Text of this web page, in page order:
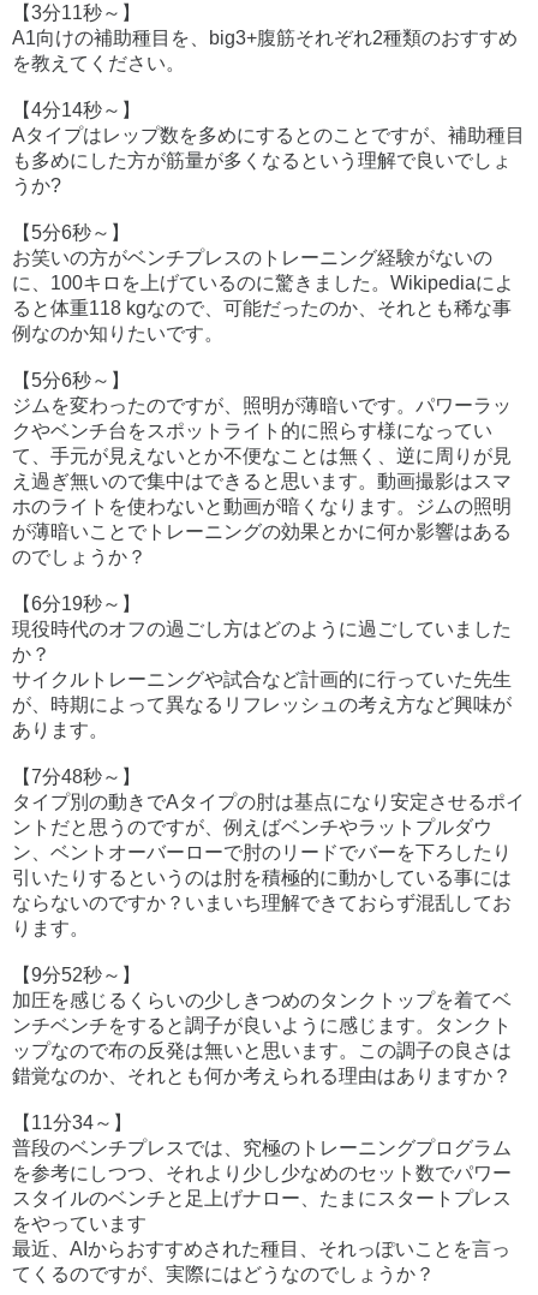
【3分11秒～】
A1向けの補助種目を、big3+腹筋それぞれ2種類のおすすめ
を教えてください。
【4分14秒～】
Aタイプはレップ数を多めにするとのことですが、補助種目
も多めにした方が筋量が多くなるという理解で良いでしょ
うか?
【5分6秒～】
お笑いの方がベンチプレスのトレーニング経験がないの
に、100キロを上げているのに驚きました。Wikipediaによ
ると体重118 kgなので、可能だったのか、それとも稀な事
例なのか知りたいです。
【5分6秒～】
ジムを変わったのですが、照明が薄暗いです。パワーラッ
クやベンチ台をスポットライト的に照らす様になってい
て、手元が見えないとか不便なことは無く、逆に周りが見
え過ぎ無いので集中はできると思います。動画撮影はスマ
ホのライトを使わないと動画が暗くなります。ジムの照明
が薄暗いことでトレーニングの効果とかに何か影響はある
のでしょうか？
【6分19秒～】
現役時代のオフの過ごし方はどのように過ごしていました
か？
サイクルトレーニングや試合など計画的に行っていた先生
が、時期によって異なるリフレッシュの考え方など興味が
あります。
【7分48秒～】
タイプ別の動きでAタイプの肘は基点になり安定させるポイ
ントだと思うのですが、例えばベンチやラットプルダウ
ン、ベントオーバーローで肘のリードでバーを下ろしたり
引いたりするというのは肘を積極的に動かしている事には
ならないのですか？いまいち理解できておらず混乱してお
ります。
【9分52秒～】
加圧を感じるくらいの少しきつめのタンクトップを着てベ
ンチベンチをすると調子が良いように感じます。タンクト
ップなので布の反発は無いと思います。この調子の良さは
錯覚なのか、それとも何か考えられる理由はありますか？
【11分34～】
普段のベンチプレスでは、究極のトレーニングプログラム
を参考にしつつ、それより少し少なめのセット数でパワー
スタイルのベンチと足上げナロー、たまにスタートプレス
をやっています
最近、AIからおすすめされた種目、それっぽいことを言っ
てくるのですが、実際にはどうなのでしょうか？